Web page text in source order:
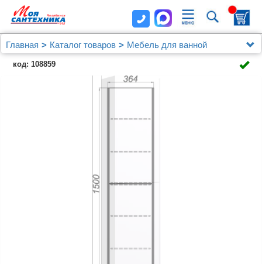
Главная Каталог товаров
Мебель для ванной
Шкафы - пеналы
Шкаф-пенал Aqwella 5 stars Mobi 35 белый
код: 108859